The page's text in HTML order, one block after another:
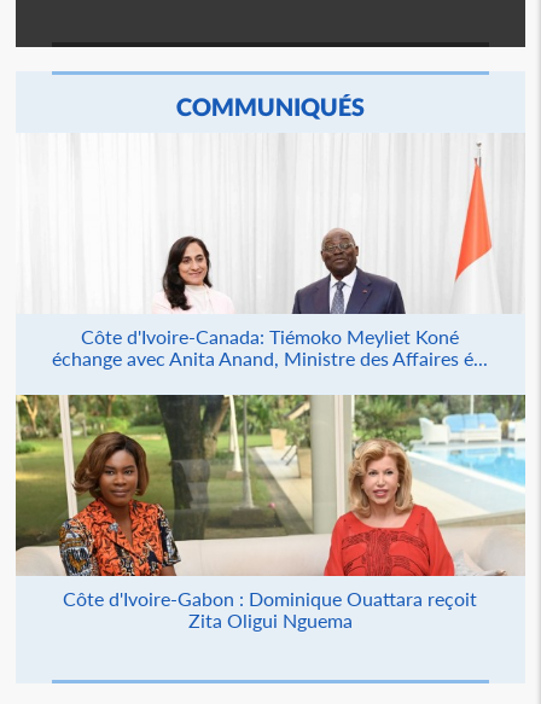
COMMUNIQUÉS
Côte d'Ivoire-Canada: Tiémoko Meyliet Koné
échange avec Anita Anand, Ministre des Affaires é...
Côte d'Ivoire-Gabon : Dominique Ouattara reçoit
Zita Oligui Nguema